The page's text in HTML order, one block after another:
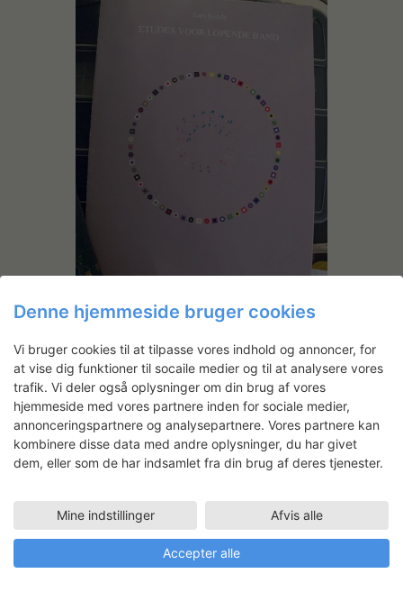
Denne hjemmeside bruger cookies
Vi bruger cookies til at tilpasse vores indhold og annoncer, for
at vise dig funktioner til socaile medier og til at analysere vores
trafik. Vi deler også oplysninger om din brug af vores
hjemmeside med vores partnere inden for sociale medier,
annonceringspartnere og analysepartnere. Vores partnere kan
kombinere disse data med andre oplysninger, du har givet
dem, eller som de har indsamlet fra din brug af deres tjenester.
Mine indstillinger Afvis alle
Accepter alle